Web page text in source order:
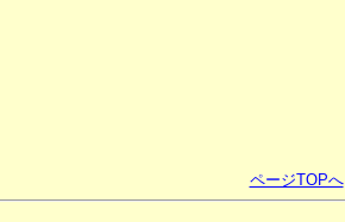
ページTOPへ